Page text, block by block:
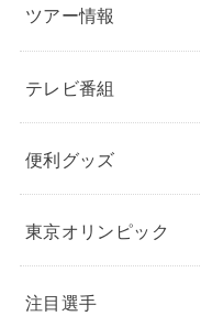
ツアー情報
テレビ番組
便利グッズ
東京オリンピック
注目選手